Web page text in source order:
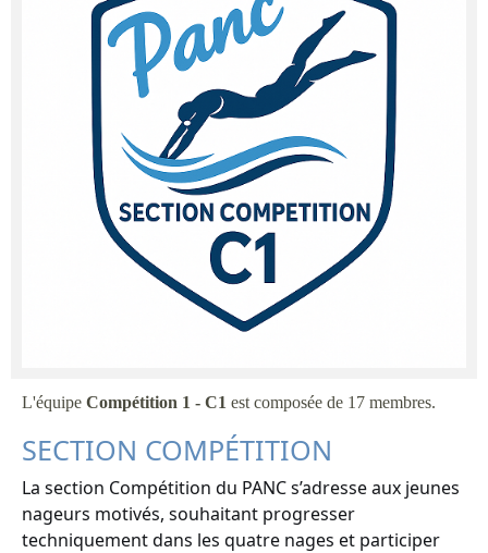
L'équipe Compétition 1 - C1 est composée de 17 membres.
SECTION COMPÉTITION
La section Compétition du PANC s’adresse aux jeunes
nageurs motivés, souhaitant progresser
techniquement dans les quatre nages et participer